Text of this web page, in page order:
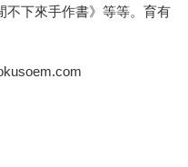
不下來手作書》等等。育有